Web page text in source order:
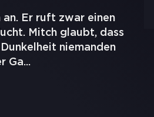
an. Er ruft zwar einen
Mitch glaubt, dass
niemanden
Ga...